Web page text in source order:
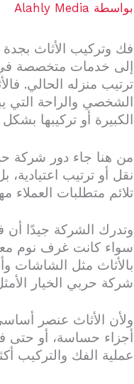
بواسطة Alahly Media
فك وتركيب الأثاث بجدة
إلى خدمات متخصصة في
ترتيب منزله الحالي.
الشخصي والراحة التي
الكبيرة أو تركيبها
من هنا جاء دور شركة
نقل أو ترتيب اعتيادية،
تلائم متطلبات العملاء
وتدرك الشركة جيدًا
سواء كانت غرف نوم
بالأثاث مثل الشاشات
شركة حربي الخيار
ولأن الأثاث عنصر
أجزاء حساسة، أو حتى
عملية الفك والتركيب